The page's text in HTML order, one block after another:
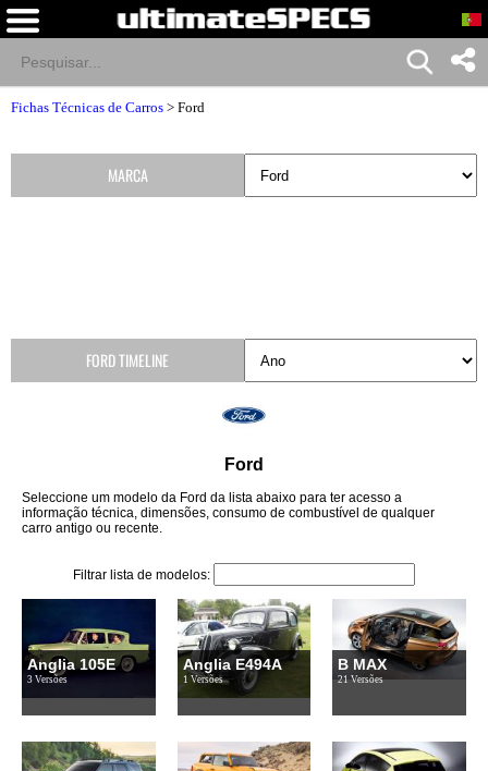
Fichas Técnicas de Carros > Ford
Ford
Seleccione um modelo da Ford da lista abaixo para ter acesso a
informação técnica, dimensões, consumo de combustível de qualquer
carro antigo ou recente.
Filtrar lista de modelos:
Anglia 105E
3 Versões
Anglia E494A
1 Versões
B MAX
21 Versões
MARCA
FORD TIMELINE